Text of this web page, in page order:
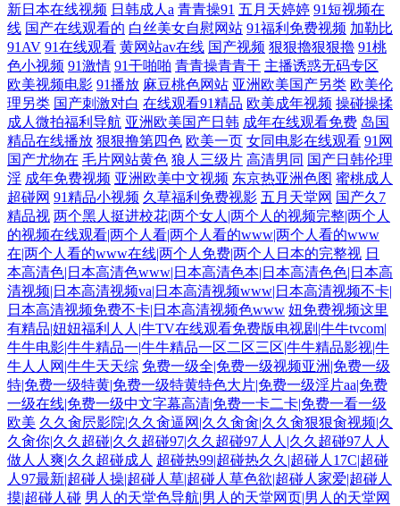
新日本在线视频 日韩成人a 青青操91 五月天婷婷 91短视频在
线 国产在线观看的 白丝美女自慰网站 91福利免费视频 加勒比
91AV 91在线观看 黄网站av在线 国产视频 狠狠擼狠狠擼 91桃
色小视频 91激情 91干啪啪 青青操青青干 主播诱惑无码专区
欧美视频电影 91播放 麻豆桃色网站 亚洲欧美国产另类 欧美伦
理另类 国产刺激对白 在线观看91精品 欧美成年视频 操碰操揉
成人微拍福利导航 亚洲欧美国产日韩 成年在线观看免费 岛国
精品在线播放 狠狠撸第四色 欧美一页 女同电影在线观看 91网
国产尤物在 毛片网站黄色 狼人三级片 高清男同 国产日韩伦理
淫 成年免费视频 亚洲欧美中文视频 东京热亚洲色图 蜜桃成人
超碰网 91精品小视频 久草福利免费视影 五月天堂网 国产久7
精品视 两个黑人挺进校花|两个女人|两个人的视频完整|两个人
的视频在线观看|两个人看|两个人看的www|两个人看的www
在|两个人看的www在线|两个人免费|两个人日本的完整视 日
本高清色|日本高清色www|日本高清色本|日本高清色色|日本高
清视频|日本高清视频va|日本高清视频www|日本高清视频不卡|
日本高清视频免费不卡|日本高清视频色www 妞免费视频这里
有精品|妞妞福利人人|牛TV在线观看免费版电视剧|牛牛tvcom|
牛牛电影|牛牛精品一|牛牛精品一区二区三区|牛牛精品影视|牛
牛人人网|牛牛天天综 免费一级全|免费一级视频亚洲|免费一级
特|免费一级特黄|免费一级特黄特色大片|免费一级淫片aa|免费
一级在线|免费一级中文字幕高清|免费一卡二卡|免费一看一级
欧美 久久肏屄影院|久久肏逼网|久久肏肏|久久肏狠狠肏视频|久
久肏你|久久超碰|久久超碰97|久久超碰97人人|久久超碰97人人
做人人爽|久久超碰成人 超碰热99|超碰热久久|超碰人17C|超碰
人97最新|超碰人操|超碰人草|超碰人草色欲|超碰人家爱|超碰人
摸|超碰人碰 男人的天堂色导航|男人的天堂网页|男人的天堂网